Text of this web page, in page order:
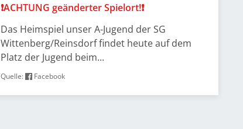
❗️ACHTUNG geänderter Spielort!❗️
Das Heimspiel unser A-Jugend der SG
Wittenberg/Reinsdorf findet heute auf dem
Platz der Jugend beim...
Quelle: Facebook